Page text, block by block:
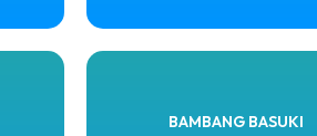
BAMBANG BASUKI